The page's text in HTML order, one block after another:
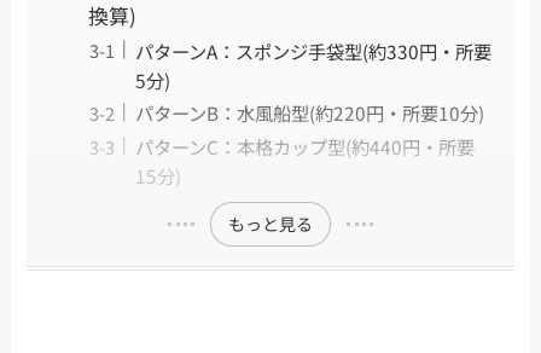
換算)
パターンA：スポンジ手袋型(約330円・所要
5分)
パターンB：水風船型(約220円・所要10分)
パターンC：本格カップ型(約440円・所要
15分)
もっと見る